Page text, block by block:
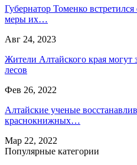
Губернатор Томенко
меры их…
Авг 24, 2023
Жители Алтайского края могут
лесов
Фев 26, 2022
Алтайские ученые
краснокнижных…
Мар 22, 2022
Популярные категории